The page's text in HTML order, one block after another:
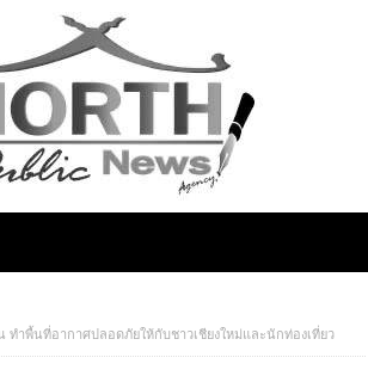
ทำพื้นที่อากาศปลอดภัยให้กับชาวเชียงใหม่และนักท่องเที่ยว